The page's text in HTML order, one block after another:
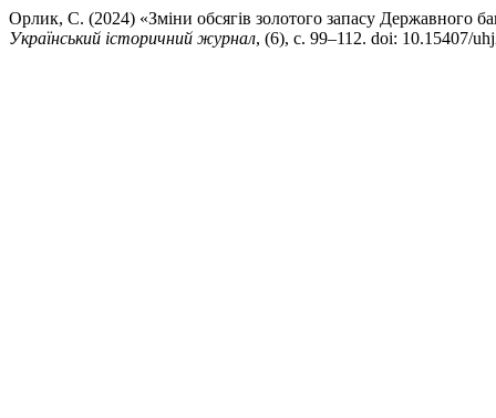
Орлик, С. (2024) «Зміни обсягів золотого запасу Державного
Український історичний журнал, (6), с. 99–112. doi: 10.15407/